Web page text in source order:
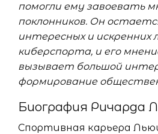
помогли ему завоевать
поклонников. Он
интересных и искренних
киберспорта, и его
вызывает большой
формирование
Биография Ричарда
Спортивная карьера